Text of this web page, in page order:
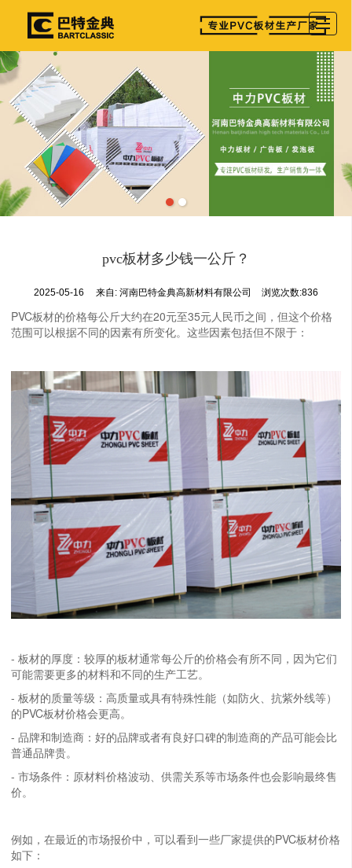
首页
产品展示
公司介绍
图库相册
新闻资讯
参展详情
pvc板材多少钱一公斤？
2025-05-16 来自:河南巴特金典高新材料有限公司 浏览次数:836
PVC板材的价格每公斤大约在20元至35元人民币之间，但这个价格
范围可以根据不同的因素有所变化。这些因素包括但不限于：
- 板材的厚度：较厚的板材通常每公斤的价格会有所不同，因为它们
可能需要更多的材料和不同的生产工艺。
- 板材的质量等级：高质量或具有特殊性能（如防火、抗紫外线等）
的PVC板材价格会更高。
- 品牌和制造商：好的品牌或者有良好口碑的制造商的产品可能会比
普通品牌贵。
- 市场条件：原材料价格波动、供需关系等市场条件也会影响最终售
价。
例如，在最近的市场报价中，可以看到一些厂家提供的PVC板材价格
如下：